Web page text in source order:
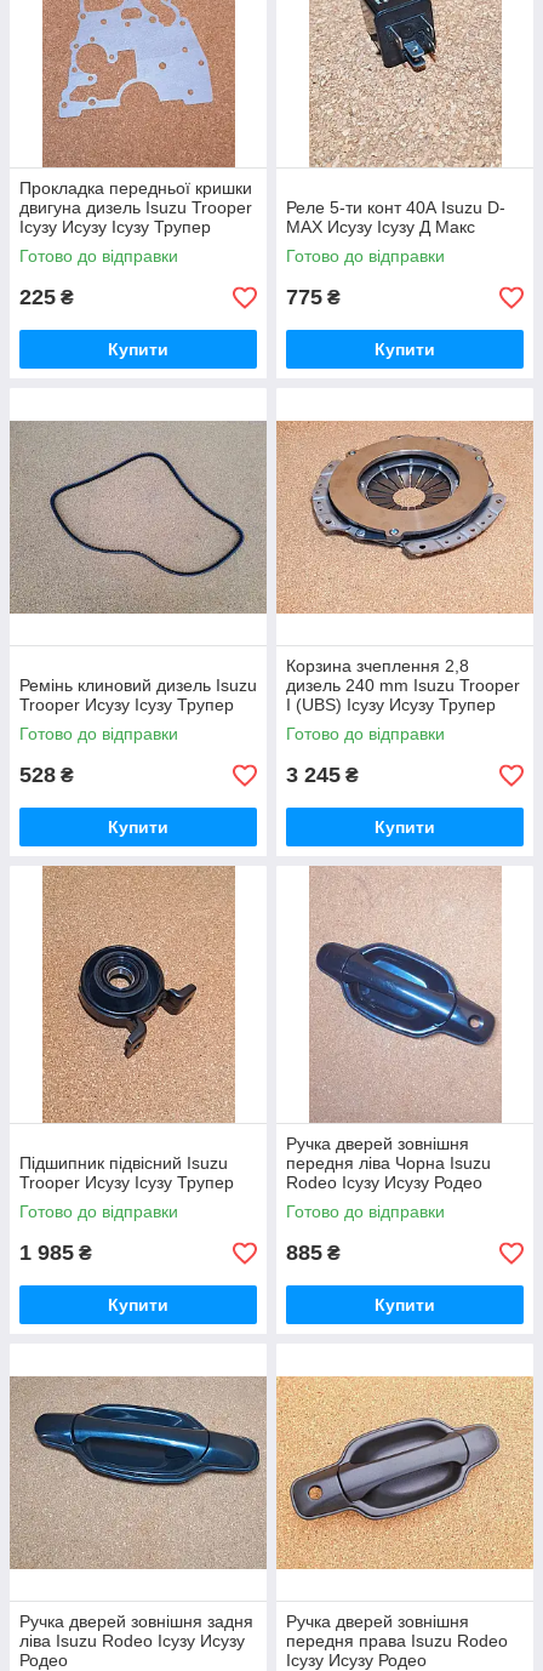
Прокладка передньої кришки
двигуна дизель Isuzu Trooper
Ісузу Исузу Ісузу Трупер
Родео
Готово до відправки
225 ₴
Купити
Реле 5-ти конт 40А Isuzu D-
MAX Исузу Ісузу Д Макс
Готово до відправки
775 ₴
Купити
Ремінь клиновий дизель Isuzu
Trooper Исузу Ісузу Трупер
Готово до відправки
528 ₴
Купити
Корзина зчеплення 2,8
дизель 240 mm Isuzu Trooper
I (UBS) Ісузу Исузу Трупер
Готово до відправки
3 245 ₴
Купити
Підшипник підвісний Isuzu
Trooper Исузу Ісузу Трупер
Готово до відправки
1 985 ₴
Купити
Ручка дверей зовнішня
передня ліва Чорна Isuzu
Rodeo Ісузу Исузу Родео
Готово до відправки
885 ₴
Купити
Ручка дверей зовнішня задня
ліва Isuzu Rodeo Ісузу Исузу
Родео
Ручка дверей зовнішня
передня права Isuzu Rodeo
Ісузу Исузу Родео